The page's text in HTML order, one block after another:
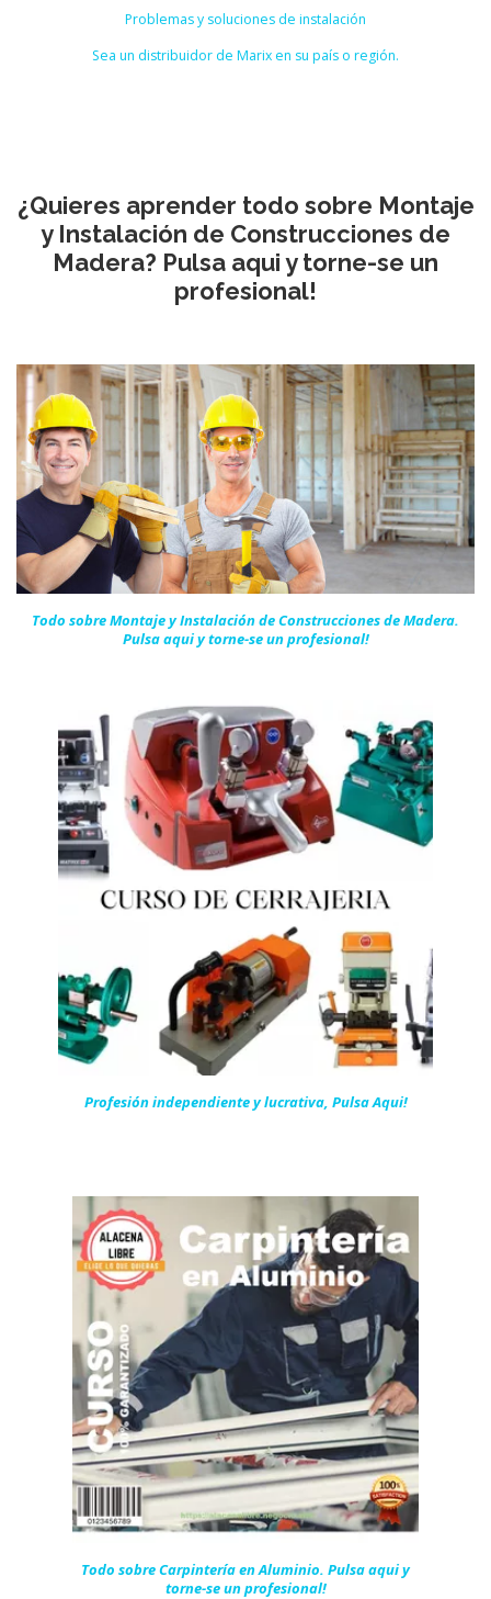
Problemas y soluciones de instalación
Sea un distribuidor de Marix en su país o región.
¿Quieres aprender todo sobre Montaje
y Instalación de Construcciones de
Madera? Pulsa aqui y torne-se un
profesional!
Todo sobre Montaje y Instalación de Construcciones de Madera.
Pulsa aqui y torne-se unprofesional!
Profesión independiente y lucrativa, Pulsa Aqui!
Todo sobre Carpintería en Aluminio. Pulsa aqui y
torne-se un profesional!